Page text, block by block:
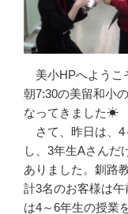
美小HPへようこ
朝7:30の美留和小
なってきました☀
さて、昨日は、4
し、3年生Aさんだ
ありました。釧路
計3名のお客様は
は4～6年生の授業